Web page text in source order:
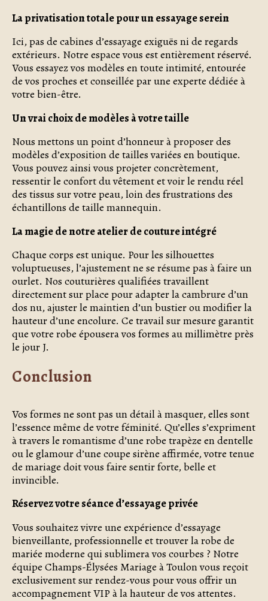
La privatisation totale pour un essayage serein
Ici, pas de cabines d’essayage exiguës ni de regards
extérieurs. Notre espace vous est entièrement réservé.
Vous essayez vos modèles en toute intimité, entourée
de vos proches et conseillée par une experte dédiée à
votre bien-être.
Un vrai choix de modèles à votre taille
Nous mettons un point d’honneur à proposer des
modèles d’exposition de tailles variées en boutique.
Vous pouvez ainsi vous projeter concrètement,
ressentir le confort du vêtement et voir le rendu réel
des tissus sur votre peau, loin des frustrations des
échantillons de taille mannequin.
La magie de notre atelier de couture intégré
Chaque corps est unique. Pour les silhouettes
voluptueuses, l’ajustement ne se résume pas à faire un
ourlet. Nos couturières qualifiées travaillent
directement sur place pour adapter la cambrure d’un
dos nu, ajuster le maintien d’un bustier ou modifier la
hauteur d’une encolure. Ce travail sur mesure garantit
que votre robe épousera vos formes au millimètre près
le jour J.
Conclusion
Vos formes ne sont pas un détail à masquer, elles sont
l’essence même de votre féminité. Qu’elles s’expriment
à travers le romantisme d’une robe trapèze en dentelle
ou le glamour d’une coupe sirène affirmée, votre tenue
de mariage doit vous faire sentir forte, belle et
invincible.
Réservez votre séance d’essayage privée
Vous souhaitez vivre une expérience d’essayage
bienveillante, professionnelle et trouver la robe de
mariée moderne qui sublimera vos courbes ? Notre
équipe Champs-Élysées Mariage à Toulon vous reçoit
exclusivement sur rendez-vous pour vous offrir un
accompagnement VIP à la hauteur de vos attentes.